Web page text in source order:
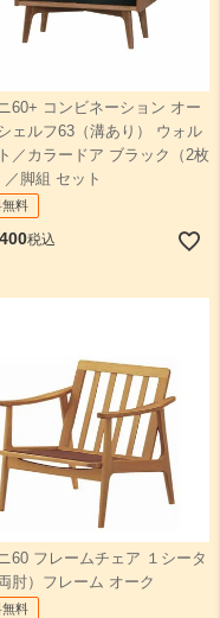
60+ コンビネーション オー
ェルフ63（溝あり） ウォル
／カラードア ブラック（2枚
／脚組 セット
無料
税込
60 フレームチェア １シータ
肘）フレーム オーク
無料